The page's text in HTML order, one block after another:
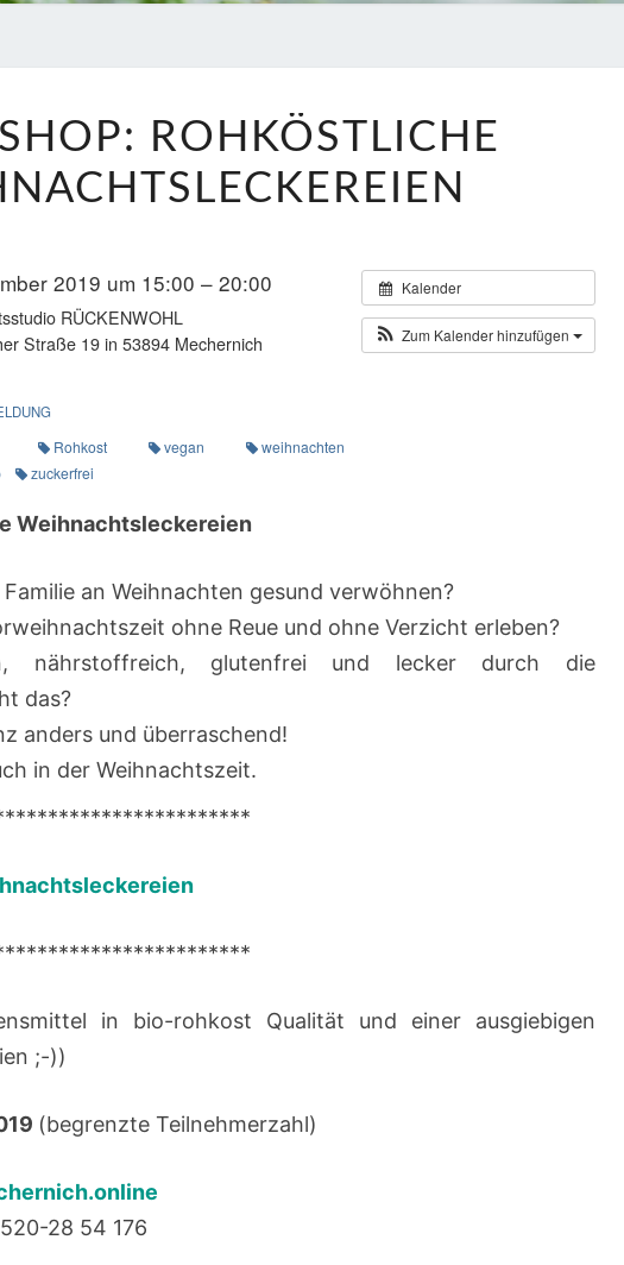
ROHKÖSTLICHE
WEIHNACHTSLECKEREIEN
ROHKÖSTLICHE
Kalender
Zum Kalender hinzufügen
2019 um 15:00 – 20:00
RÜCKENWOHL
Straße 19 in 53894 Mechernich
Rohkost vegan
weihnachten
zuckerfrei
Weihnachtsleckereien
an Weihnachten gesund verwöhnen?
ohne Reue und ohne Verzicht erleben?
nährstoffreich, glutenfrei und lecker durch die
das?
anders und überraschend!
in der Weihnachtszeit.
in bio-rohkost Qualität und einer ausgiebigen
;-))
(begrenzte Teilnehmerzahl)
28 54 176